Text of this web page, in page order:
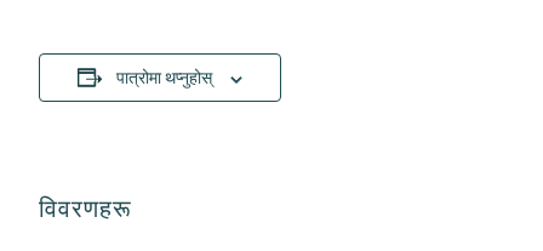
पात्रोमा थप्नुहोस्
विवरणहरू